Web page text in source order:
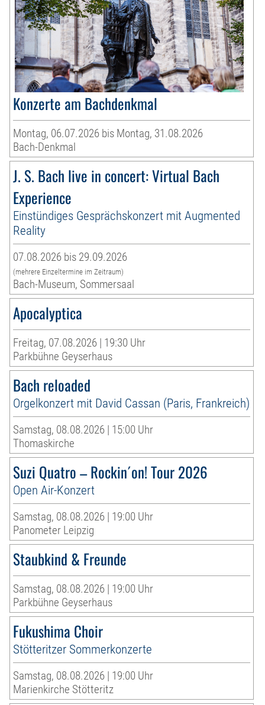
Konzerte am Bachdenkmal
Montag, 06.07.2026 bis Montag, 31.08.2026
Bach-Denkmal
J. S. Bach live in concert: Virtual Bach
Experience
Einstündiges Gesprächskonzert mit Augmented
Reality
07.08.2026 bis 29.09.2026
(mehrere Einzeltermine im Zeitraum)
Bach-Museum, Sommersaal
Apocalyptica
Freitag, 07.08.2026 | 19:30 Uhr
Parkbühne Geyserhaus
Bach reloaded
Orgelkonzert mit David Cassan (Paris, Frankreich)
Samstag, 08.08.2026 | 15:00 Uhr
Thomaskirche
Suzi Quatro – Rockin´on! Tour 2026
Open Air-Konzert
Samstag, 08.08.2026 | 19:00 Uhr
Panometer Leipzig
Staubkind & Freunde
Samstag, 08.08.2026 | 19:00 Uhr
Parkbühne Geyserhaus
Fukushima Choir
Stötteritzer Sommerkonzerte
Samstag, 08.08.2026 | 19:00 Uhr
Marienkirche Stötteritz